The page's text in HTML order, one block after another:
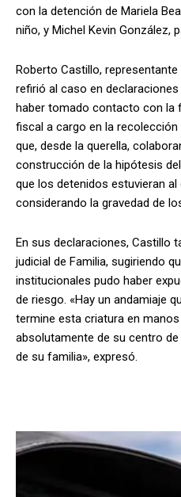
con la detención de Mariela
niño, y Michel Kevin González,
Roberto Castillo,
refirió al caso en
haber tomado contacto con la
fiscal a cargo en la
que, desde la querella,
construcción de la hipótesis
que los detenidos estuvieran
considerando la gravedad de
En sus declaraciones, Castillo
judicial de Familia, sugiriendo
institucionales pudo haber
de riesgo. «Hay un andamiaje
termine esta criatura en
absolutamente de su centro
de su familia», expresó.